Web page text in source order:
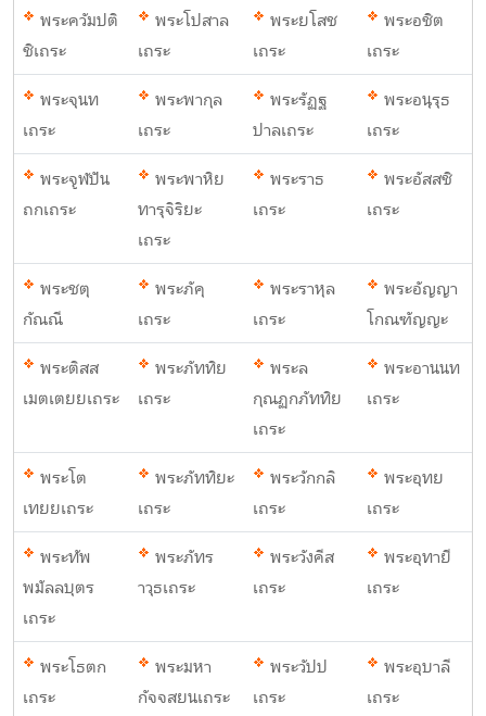
พระควัมปติ
ชิเถระ
พระโปสาล
เถระ
พระยโสช
เถระ
พระอชิต
เถระ
พระจุนท
เถระ
พระพากุล
เถระ
พระรัฏฐ
ปาลเถระ
พระอนุรุธ
เถระ
พระจูฬปัน
ถกเถระ
พระพาหิย
ทารุจิริยะ
เถระ
พระราธ
เถระ
พระอัสสชิ
เถระ
พระชตุ
กัณณี
พระภัคุ
เถระ
พระราหุล
เถระ
พระอัญญา
โกณฑัญญะ
พระติสส
เมตเตยยเถระ
พระภัททิย
เถระ
พระล
กุณฏกภัททิย
เถระ
พระอานนท
เถระ
พระโต
เทยยเถระ
พระภัททิยะ
เถระ
พระวักกลิ
เถระ
พระอุทย
เถระ
พระทัพ
พมัลลบุตร
เถระ
พระภัทร
าวุธเถระ
พระวังคีส
เถระ
พระอุทายี
เถระ
พระโธตก
เถระ
พระมหา
กัจจสยนเถระ
พระวัปป
เถระ
พระอุบาลี
เถระ